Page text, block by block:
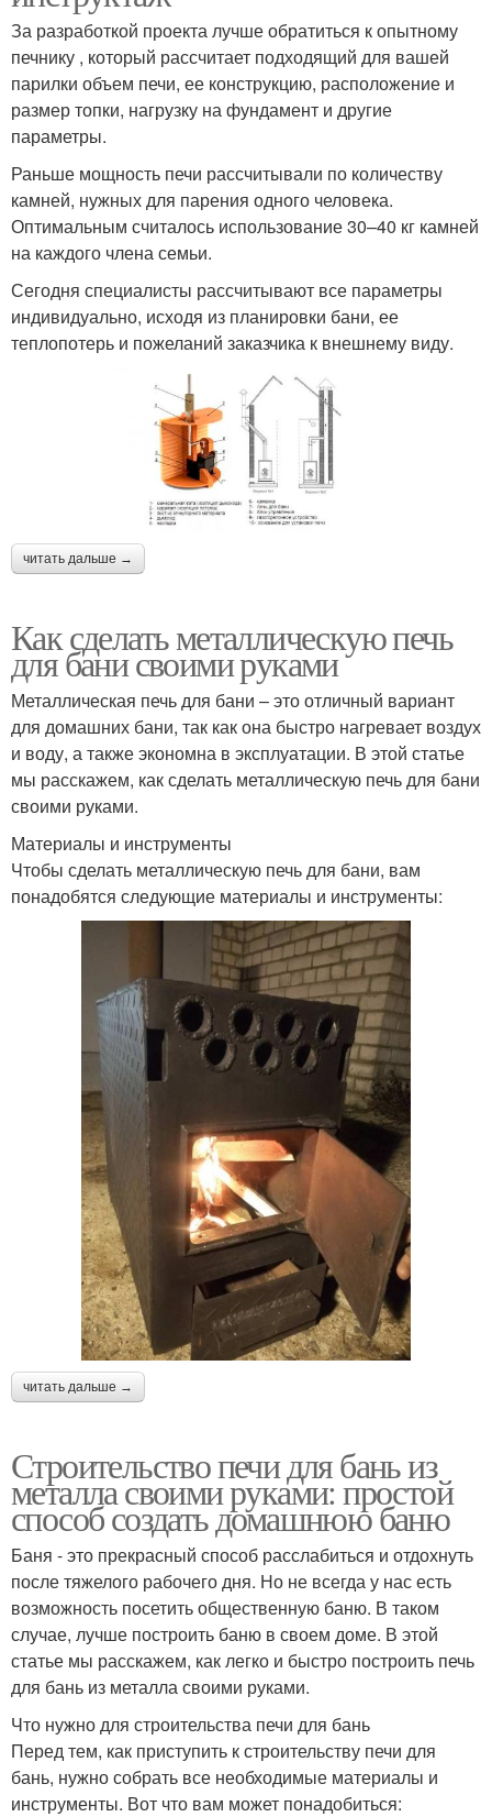
За разработкой проекта лучше обратиться к опытному
печнику , который рассчитает подходящий для вашей
парилки объем печи, ее конструкцию, расположение и
размер топки, нагрузку на фундамент и другие
параметры.
Раньше мощность печи рассчитывали по количеству
камней, нужных для парения одного человека.
Оптимальным считалось использование 30–40 кг камней
на каждого члена семьи.
Сегодня специалисты рассчитывают все параметры
индивидуально, исходя из планировки бани, ее
теплопотерь и пожеланий заказчика к внешнему виду.
читать дальше →
Как сделать металлическую печь
для бани своими руками
Металлическая печь для бани – это отличный вариант
для домашних бани, так как она быстро нагревает воздух
и воду, а также экономна в эксплуатации. В этой статье
мы расскажем, как сделать металлическую печь для бани
своими руками.
Материалы и инструменты
Чтобы сделать металлическую печь для бани, вам
понадобятся следующие материалы и инструменты:
читать дальше →
Строительство печи для бань из
металла своими руками: простой
способ создать домашнюю баню
Баня - это прекрасный способ расслабиться и отдохнуть
после тяжелого рабочего дня. Но не всегда у нас есть
возможность посетить общественную баню. В таком
случае, лучше построить баню в своем доме. В этой
статье мы расскажем, как легко и быстро построить печь
для бань из металла своими руками.
Что нужно для строительства печи для бань
Перед тем, как приступить к строительству печи для
бань, нужно собрать все необходимые материалы и
инструменты. Вот что вам может понадобиться: